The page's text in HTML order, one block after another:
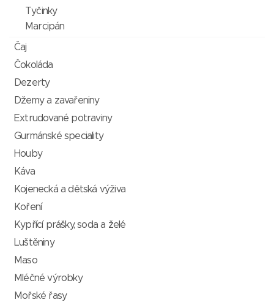
Tyčinky
Marcipán
Čaj
Čokoláda
Dezerty
Džemy a zavařeniny
Extrudované potraviny
Gurmánské speciality
Houby
Káva
Kojenecká a dětská výživa
Koření
Kypřící prášky, soda a želé
Luštěniny
Maso
Mléčné výrobky
Mořské řasy